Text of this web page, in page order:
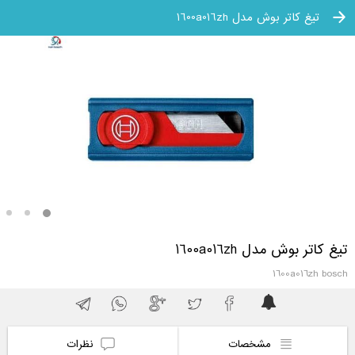
تیغ کاتر بوش مدل 1600a016zh
تیغ کاتر بوش مدل 1600a016zh
1600a016zh bosch
مشخصات نظرات